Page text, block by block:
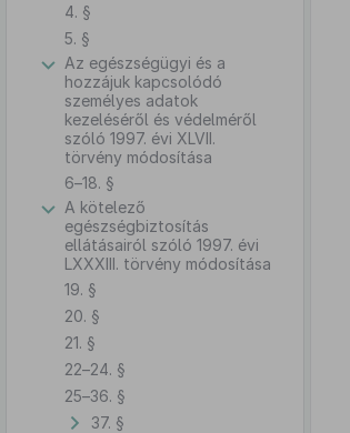
4. §
5. §
Az egészségügyi és a
hozzájuk kapcsolódó
személyes adatok
kezeléséről és védelméről
szóló 1997. évi XLVII.
törvény módosítása
6–18. §
A kötelező
egészségbiztosítás
ellátásairól szóló 1997. évi
LXXXIII. törvény módosítása
19. §
20. §
21. §
22–24. §
25–36. §
37. §